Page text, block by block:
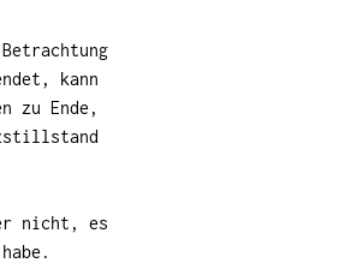
kann
zu Ende,
nicht, es